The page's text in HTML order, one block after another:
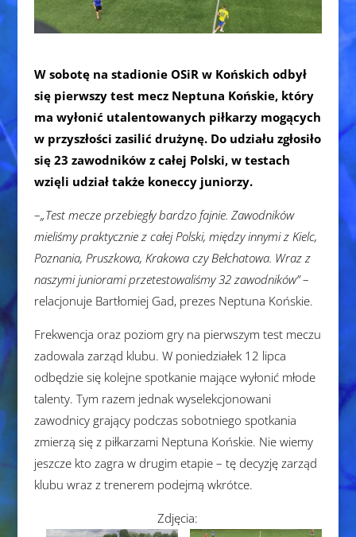
W sobotę na stadionie OSiR w Końskich odbył
się pierwszy test mecz Neptuna Końskie, który
ma wyłonić utalentowanych piłkarzy mogących
w przyszłości zasilić drużynę. Do udziału zgłosiło
się 23 zawodników z całej Polski, w testach
wzięli udział także koneccy juniorzy.
–„Test mecze przebiegły bardzo fajnie. Zawodników
mieliśmy praktycznie z całej Polski, między innymi z Kielc,
Poznania, Pruszkowa, Krakowa czy Bełchatowa. Wraz z
naszymi juniorami przetestowaliśmy 32 zawodników”–
relacjonuje Bartłomiej Gad, prezes Neptuna Końskie.
Frekwencja oraz poziom gry na pierwszym test meczu
zadowala zarząd klubu. W poniedziałek 12 lipca
odbędzie się kolejne spotkanie mające wyłonić młode
talenty. Tym razem jednak wyselekcjonowani
zawodnicy grający podczas sobotniego spotkania
zmierzą się z piłkarzami Neptuna Końskie. Nie wiemy
jeszcze kto zagra w drugim etapie – tę decyzję zarząd
klubu wraz z trenerem podejmą wkrótce.
Zdjęcia: